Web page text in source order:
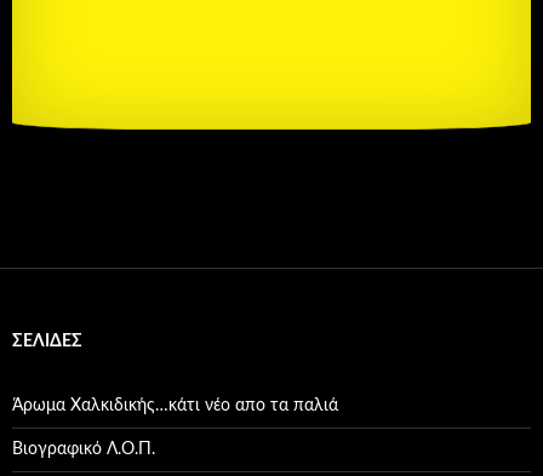
ΣΕΛΊΔΕΣ
Άρωμα Χαλκιδικής…κάτι νέο απο τα παλιά
Βιογραφικό Λ.Ο.Π.